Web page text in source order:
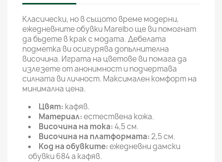
Класически, но в същото време модерни,
ежедневните обувки Marelbo ще ви помогнат
да бъдете в крак с модата. Дебелата
подметка ви осигурява допълнителна
височина. Играта на цветове ви помага да
излезете от анонимност и подчертава
силната ви личност. Максимален комфорт на
минимална цена.
Цвят: кафяв.
Материал:естествена кожа.
Височина на тока:4,5 см.
Височина на платформата:2,5 см.
Код на обувките:ежедневни дамски
обувки 684 a кафяв.